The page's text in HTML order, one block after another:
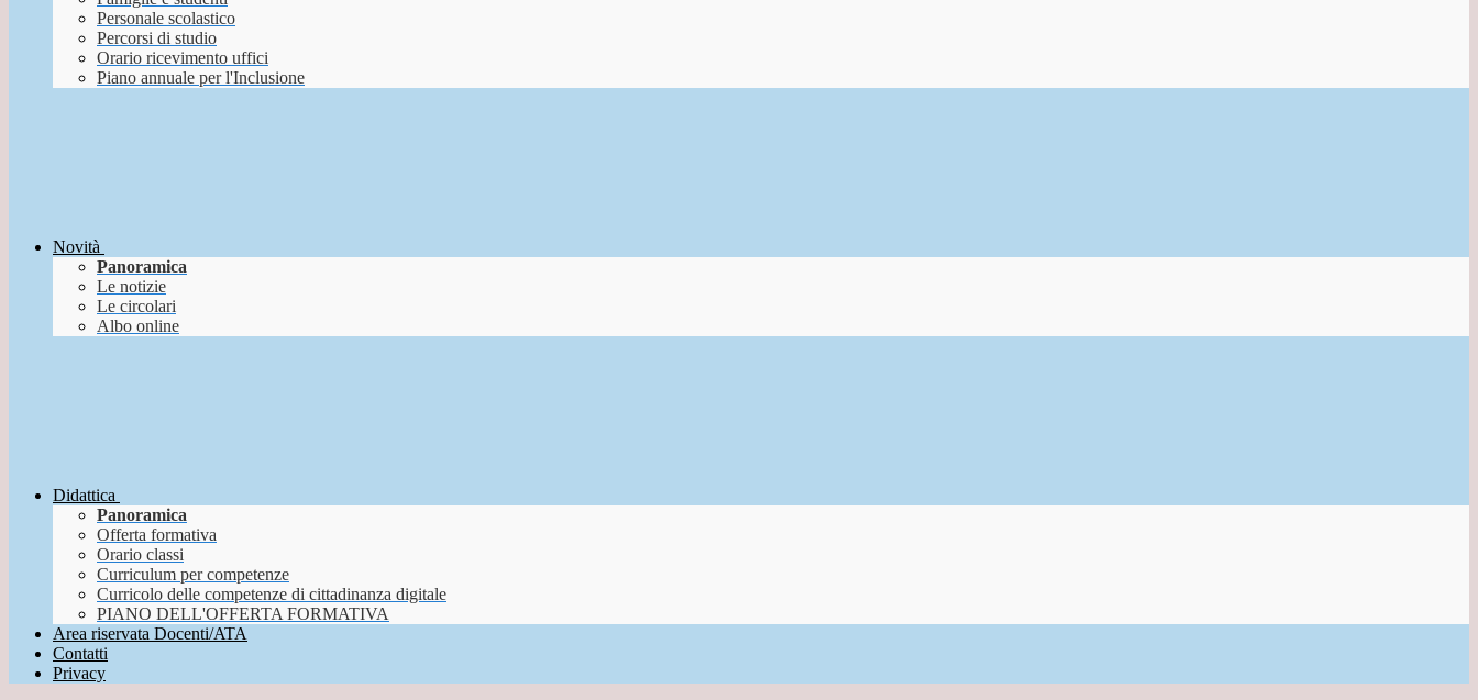
Personale scolastico
Percorsi di studio
Orario ricevimento uffici
Piano annuale per l'Inclusione
Novità
Panoramica
Le notizie
Le circolari
Albo online
Didattica
Panoramica
Offerta formativa
Orario classi
Curriculum per competenze
Curricolo delle competenze di cittadinanza digitale
PIANO DELL'OFFERTA FORMATIVA
Area riservata Docenti/ATA
Contatti
Privacy